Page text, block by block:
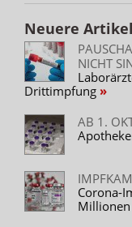
Neuere
NICHT
Drittimpfung
AB 1.
Corona-